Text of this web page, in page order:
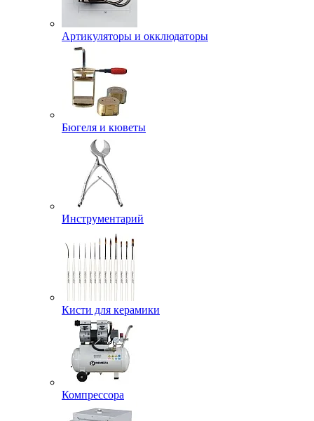
Артикуляторы и окклюдаторы
Бюгеля и кюветы
Инструментарий
Кисти для керамики
Компрессора